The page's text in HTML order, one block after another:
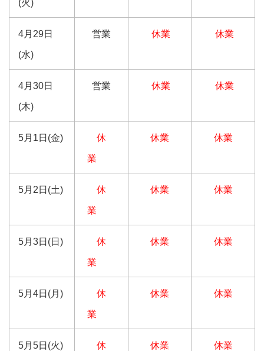
(火)
4月29日
(水)
営業 休業 休業
4月30日
(木)
営業 休業 休業
5月1日(金) 休
業
休業 休業
5月2日(土) 休
業
休業 休業
5月3日(日) 休
業
休業 休業
5月4日(月) 休
業
休業 休業
5月5日(火) 休 休業 休業